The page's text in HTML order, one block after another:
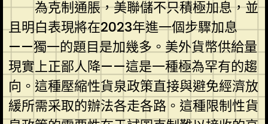
為克制通脹，美聯儲不只積極加息，並
且明白表現將在2023年進一個步驟加息
——獨一的題目是加幾多。美外貨幣供給量
現實上正鄙人降——這是一種極為罕有的趨
向。這種壓縮性貨泉政策直接與避免經濟放
緩所需采取的辦法各走各路。這種限制性貨